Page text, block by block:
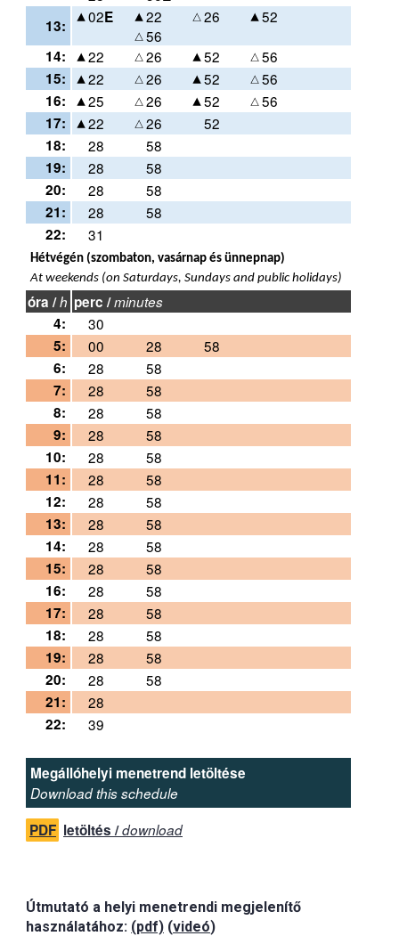
13:
02E 22 26
52
56
14:
22 26 52
56
15:
22 26 52
56
16:
25 26 52
56
17:
22 26
52
18:
28
58
19:
28
58
20:
28
58
21:
28
58
22:
31
Hétvégén (szombaton, vasárnap és ünnepnap)
At weekends (on Saturdays, Sundays and public holidays)
óra /h perc /minutes
4:
30
5:
00 28
58
6:
28
58
7:
28
58
8:
28
58
9:
28
58
10:
28
58
11:
28
58
12:
28
58
13:
28
58
14:
28
58
15:
28
58
16:
28
58
17:
28
58
18:
28
58
19:
28
58
20:
28
58
21:
28
22:
39
Megállóhelyi menetrend letöltése
Download this schedule
PDF letöltés /download
Útmutató a helyi menetrendi megjelenítő
használatához: (pdf) (videó)